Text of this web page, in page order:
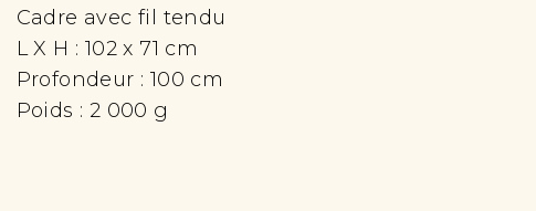
Cadre avec fil tendu
L X H : 102 x 71 cm
Profondeur : 100 cm
Poids : 2 000 g